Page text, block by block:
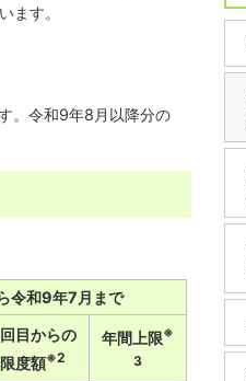
ます。
。令和9年8月以降分の
令和9年7月まで
目からの
限度額※2
年間上限※
3